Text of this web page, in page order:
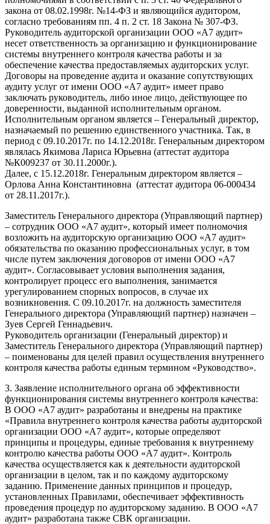
закона от 08.02.1998г. №14-ФЗ и являющийся аудитором,
согласно требованиям пп. 4 п. 2 ст. 18 Закона № 307-ФЗ.
Руководитель аудиторской организации ООО «А7 аудит»
несет ответственность за организацию и функционирование
системы внутреннего контроля качества работы и за
обеспечение качества предоставляемых аудиторских услуг.
Договоры на проведение аудита и оказание сопутствующих
аудиту услуг от имени ООО «А7 аудит» имеет право
заключать руководитель, либо иное лицо, действующее по
доверенности, выданной исполнительным органом.
Исполнительным органом является – Генеральный директор,
назначаемый по решению единственного участника. Так, в
период с 09.10.2017г. по 14.12.2018г. Генеральным директором
являлась Якимова Лариса Юрьевна (аттестат аудитора
№К009237 от 30.11.2000г.).
Далее, с 15.12.2018г. Генеральным директором является –
Орлова Анна Константиновна (аттестат аудитора 06-000434
от 28.11.2017г.).
Заместитель Генерального директора (Управляющий партнер)
– сотрудник ООО «А7 аудит», который имеет полномочия
возложить на аудиторскую организацию ООО «А7 аудит»
обязательства по оказанию профессиональных услуг, в том
числе путем заключения договоров от имени ООО «А7
аудит». Согласовывает условия выполнения задания,
контролирует процесс его выполнения, занимается
урегулированием спорных вопросов, в случае их
возникновения. С 09.10.2017г. на должность заместителя
Генерального директора (Управляющий партнер) назначен –
Зуев Сергей Геннадьевич.
Руководитель организации (Генеральный директор) и
Заместитель Генерального директора (Управляющий партнер)
– поименованы для целей правил осуществления внутреннего
контроля качества работы единым термином «Руководство».
3. Заявление исполнительного органа об эффективности
функционирования системы внутреннего контроля качества:
В ООО «А7 аудит» разработаны и внедрены на практике
«Правила внутреннего контроля качества работы аудиторской
организации ООО «А7 аудит», которые определяют
принципы и процедуры, единые требования к внутреннему
контролю качества работы ООО «А7 аудит». Контроль
качества осуществляется как к деятельности аудиторской
организации в целом, так и по каждому аудиторскому
заданию. Применение данных принципов и процедур,
установленных Правилами, обеспечивает эффективность
проведения процедур по аудиторскому заданию. В ООО «А7
аудит» разработана также СВК организации.